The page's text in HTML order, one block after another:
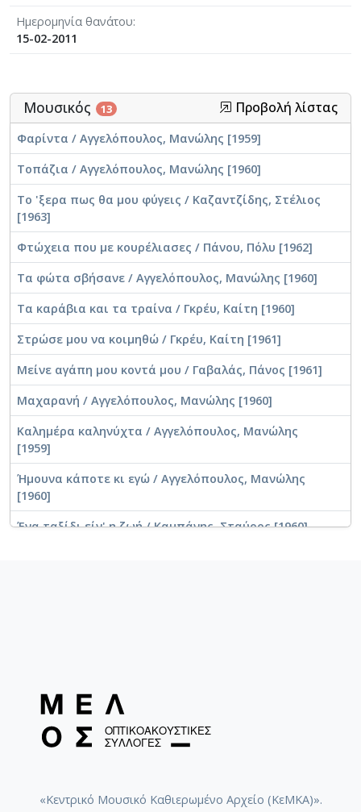
Ημερομηνία θανάτου
15-02-2011
Μουσικός 13 Προβολή λίστας
Φαρίντα / Αγγελόπουλος, Μανώλης [1959]
Τοπάζια / Αγγελόπουλος, Μανώλης [1960]
Το 'ξερα πως θα μου φύγεις / Καζαντζίδης, Στέλιος
[1963]
Φτώχεια που με κουρέλιασες / Πάνου, Πόλυ [1962]
Τα φώτα σβήσανε / Αγγελόπουλος, Μανώλης [1960]
Τα καράβια και τα τραίνα / Γκρέυ, Καίτη [1960]
Στρώσε μου να κοιμηθώ / Γκρέυ, Καίτη [1961]
Μείνε αγάπη μου κοντά μου / Γαβαλάς, Πάνος [1961]
Μαχαρανή / Αγγελόπουλος, Μανώλης [1960]
Καλημέρα καληνύχτα / Αγγελόπουλος, Μανώλης
[1959]
Ήμουνα κάποτε κι εγώ / Αγγελόπουλος, Μανώλης
[1960]
Ένα ταξίδι είν' η ζωή / Καμπάνης, Σταύρος [1960]
«Κεντρικό Μουσικό Καθιερωμένο Αρχείο (ΚεΜΚΑ)».